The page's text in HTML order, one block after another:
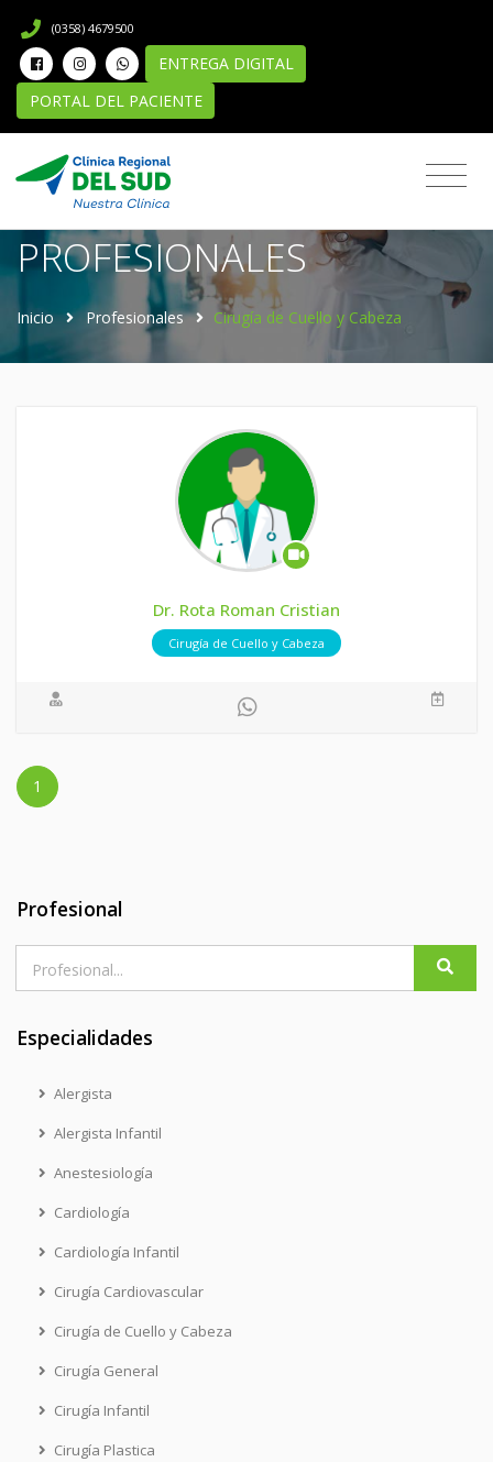
(0358) 4679500
ENTREGA DIGITAL
PORTAL DEL PACIENTE
Directorio de
PROFESIONALES
Inicio Profesionales Cirugía de Cuello y Cabeza
Dr. Rota Roman Cristian
Cirugía de Cuello y Cabeza
1
Profesional
Especialidades
Alergista
Alergista Infantil
Anestesiología
Cardiología
Cardiología Infantil
Cirugía Cardiovascular
Cirugía de Cuello y Cabeza
Cirugía General
Cirugía Infantil
Cirugía Plastica